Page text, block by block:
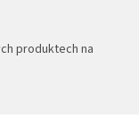
produktech na